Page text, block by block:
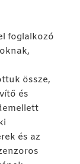
foglalkozó
össze,
és
és az